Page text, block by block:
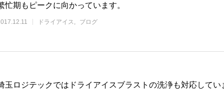
忙期もピークに向かっています。
ドライアイス ブログ
玉ロジテックではドライアイスブラストの洗浄も対応してい